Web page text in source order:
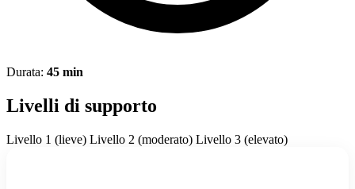
Durata: 45 min
Livelli di supporto
Livello 1 (lieve) Livello 2 (moderato) Livello 3 (elevato)